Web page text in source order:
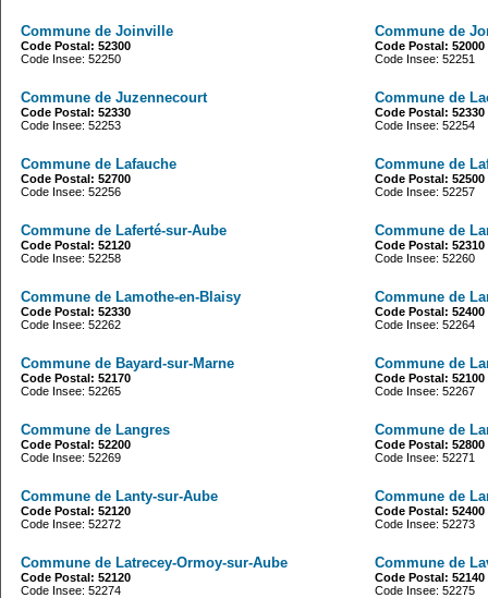
Commune de Joinville
Code Postal: 52300
Code Insee: 52250
Commune de
Code Postal: 52000
Code Insee: 52251
Commune de Juzennecourt
Code Postal: 52330
Code Insee: 52253
Commune de
Code Postal: 52330
Code Insee: 52254
Commune de Lafauche
Code Postal: 52700
Code Insee: 52256
Commune de
Code Postal: 52500
Code Insee: 52257
Commune de Laferté-sur-Aube
Code Postal: 52120
Code Insee: 52258
Commune de
Code Postal: 52310
Code Insee: 52260
Commune de Lamothe-en-Blaisy
Code Postal: 52330
Code Insee: 52262
Commune de
Code Postal: 52400
Code Insee: 52264
Commune de Bayard-sur-Marne
Code Postal: 52170
Code Insee: 52265
Commune de
Code Postal: 52100
Code Insee: 52267
Commune de Langres
Code Postal: 52200
Code Insee: 52269
Commune de
Code Postal: 52800
Code Insee: 52271
Commune de Lanty-sur-Aube
Code Postal: 52120
Code Insee: 52272
Commune de
Code Postal: 52400
Code Insee: 52273
Commune de Latrecey-Ormoy-sur-Aube
Code Postal: 52120
Code Insee: 52274
Commune de
Code Postal: 52140
Code Insee: 52275